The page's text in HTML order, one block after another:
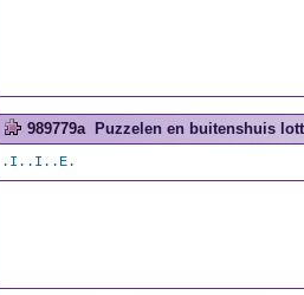
989779a Puzzelen en buitenshuis
.I..I..E.